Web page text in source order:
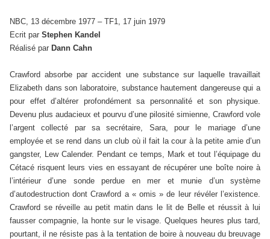
NBC, 13 décembre 1977 – TF1, 17 juin 1979
Ecrit par Stephen Kandel
Réalisé par Dann Cahn
Crawford absorbe par accident une substance sur laquelle travaillait
Elizabeth dans son laboratoire, substance hautement dangereuse qui a
pour effet d’altérer profondément sa personnalité et son physique.
Devenu plus audacieux et pourvu d’une pilosité simienne, Crawford vole
l’argent collecté par sa secrétaire, Sara, pour le mariage d’une
employée et se rend dans un club où il fait la cour à la petite amie d’un
gangster, Lew Calender. Pendant ce temps, Mark et tout l’équipage du
Cétacé risquent leurs vies en essayant de récupérer une boîte noire à
l’intérieur d’une sonde perdue en mer et munie d’un système
d’autodestruction dont Crawford a « omis » de leur révéler l’existence.
Crawford se réveille au petit matin dans le lit de Belle et réussit à lui
fausser compagnie, la honte sur le visage. Quelques heures plus tard,
pourtant, il ne résiste pas à la tentation de boire à nouveau du breuvage